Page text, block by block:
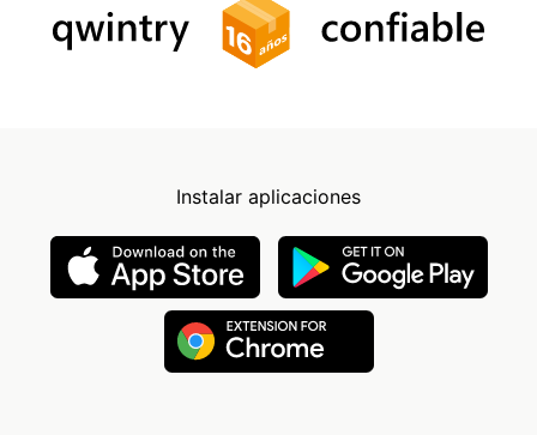
Instalar aplicaciones